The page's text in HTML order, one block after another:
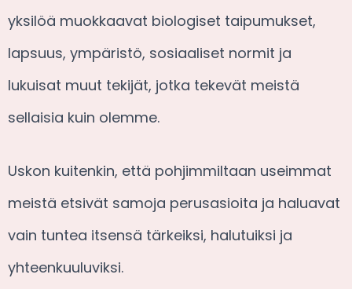
yksilöä muokkaavat biologiset taipumukset,
lapsuus, ympäristö, sosiaaliset normit ja
lukuisat muut tekijät, jotka tekevät meistä
sellaisia kuin olemme.
Uskon kuitenkin, että pohjimmiltaan useimmat
meistä etsivät samoja perusasioita ja haluavat
vain tuntea itsensä tärkeiksi, halutuiksi ja
yhteenkuuluviksi.